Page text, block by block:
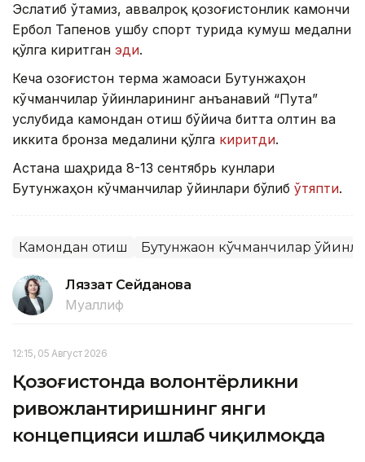
Эслатиб ўтамиз, аввалроқ қозоғистонлик камончи
Ербол Тапенов ушбу спорт турида кумуш медални
қўлга киритган эди.
Кеча Қозоғистон терма жамоаси Бутунжаҳон
кўчманчилар ўйинларининг анъанавий “Пута”
услубида камондан отиш бўйича битта олтин ва
иккита бронза медалини қўлга киритди.
Астана шаҳрида 8-13 сентябрь кунлари
Бутунжаҳон кўчманчилар ўйинлари бўлиб ўтяпти.
Камондан отиш Бутунжаҳон кўчманчилар
Ляззат Сейданова
Муаллиф
12:15, 05 Август 2026
Қозоғистонда волонтёрликни
ривожлантиришнинг янги
концепцияси ишлаб чиқилмоқда